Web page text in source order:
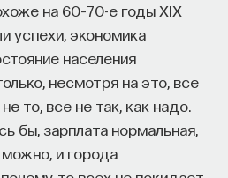
на 60–70-е годы XIX
успехи, экономика
населения
несмотря на это, все
то, все не так, как надо.
бы, зарплата нормальная,
и города
Ульяной Раведовской
в эпоху ИИ и почему
сводить к быстрой
рынка.
выбирают
почему результаты